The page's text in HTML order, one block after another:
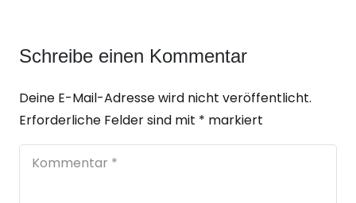
Schreibe einen Kommentar
Deine E-Mail-Adresse wird nicht veröffentlicht.
Erforderliche Felder sind mit * markiert